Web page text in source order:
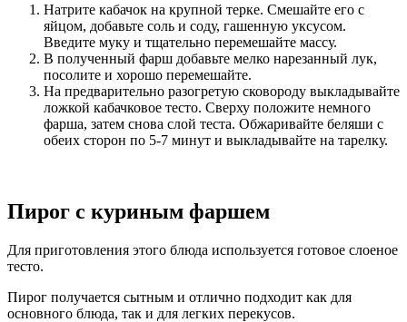
Натрите кабачок на крупной терке. Смешайте его с
яйцом, добавьте соль и соду, гашенную уксусом.
Введите муку и тщательно перемешайте массу.
В полученный фарш добавьте мелко нарезанный лук,
посолите и хорошо перемешайте.
На предварительно разогретую сковороду выкладывайте
ложкой кабачковое тесто. Сверху положите немного
фарша, затем снова слой теста. Обжаривайте беляши с
обеих сторон по 5-7 минут и выкладывайте на тарелку.
Пирог с куриным фаршем
Для приготовления этого блюда используется готовое слоеное
тесто.
Пирог получается сытным и отлично подходит как для
основного блюда, так и для легких перекусов.